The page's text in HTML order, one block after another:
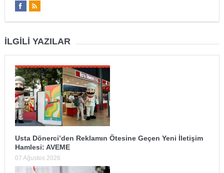
İLGILI YAZILAR
Usta Dönerci’den Reklamın Ötesine Geçen Yeni İletişim
Hamlesi: AVEME
07 Ağustos 2026